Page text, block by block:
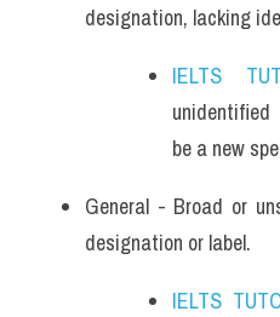
designation, lacking
IELTS
be a new
General - Broad or
designation or label.
IELTS